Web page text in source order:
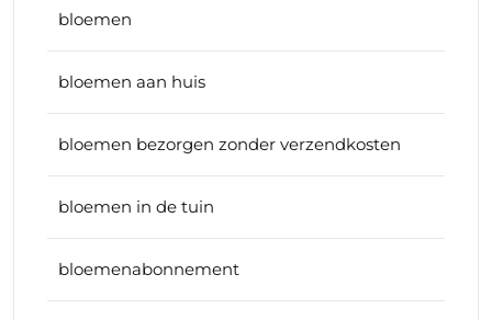
bloemen
bloemen aan huis
bloemen bezorgen zonder verzendkosten
bloemen in de tuin
bloemenabonnement